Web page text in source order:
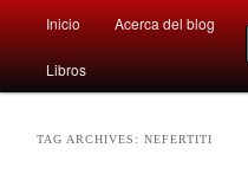
Afán por saber
nos rodea
Main
menu
Skip
to
Skip
to
Inicio Acerca del blog
Libros
TAG ARCHIVES: NEFERTITI